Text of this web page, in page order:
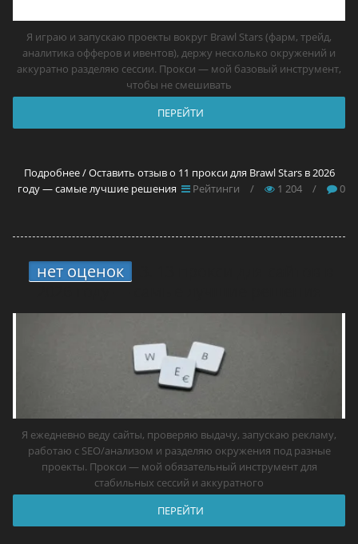
Я играю и запускаю проекты вокруг Brawl Stars (фарм, трейд,
аналитика офферов и ивентов), держу несколько окружений и
аккуратно разделяю сессии. Прокси — мой базовый инструмент,
чтобы не смешивать
ПЕРЕЙТИ
Подробнее / Оставить отзыв о 11 прокси для Brawl Stars в 2026
году — самые лучшие решения
Рейтинги / 1 204 / 0
нет оценок
Я ежедневно веду сайты, проверяю выдачу, запускаю рекламу,
работаю с SEO/анализом и разделяю окружения под разные
проекты. Прокси — мой обязательный инструмент для
стабильных сессий и аккуратного
ПЕРЕЙТИ